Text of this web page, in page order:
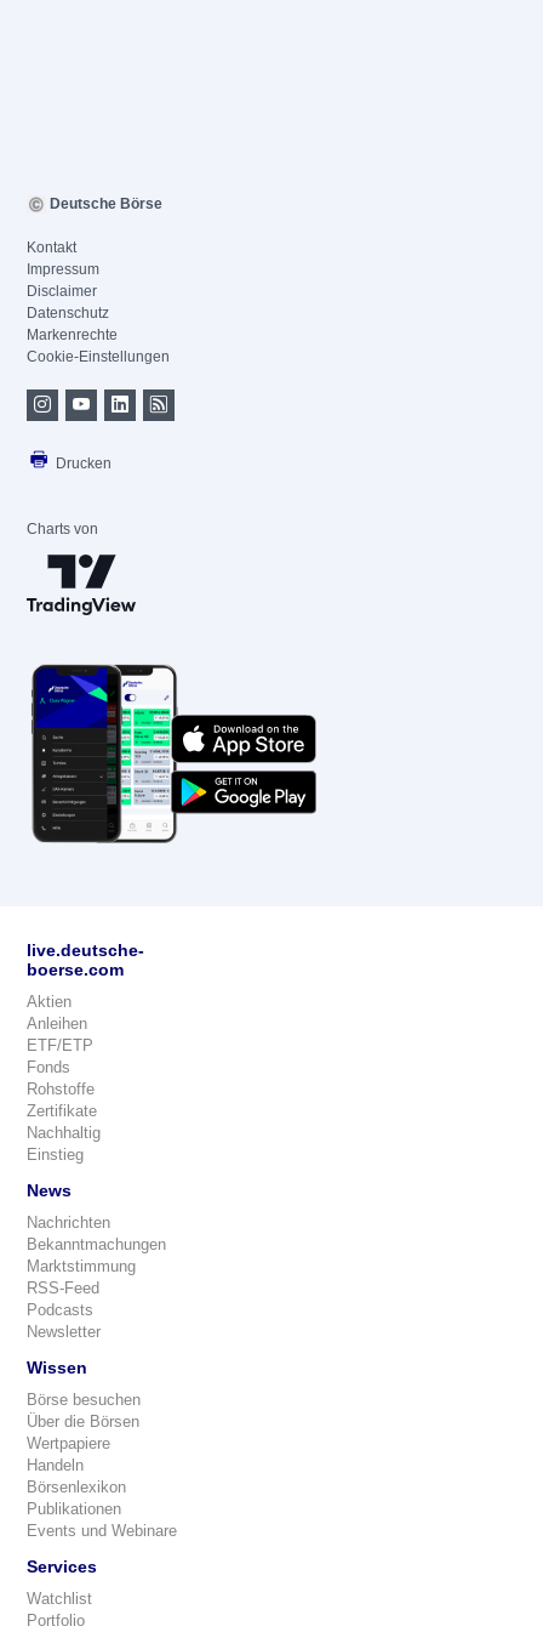
Deutsche Börse
Kontakt
Impressum
Disclaimer
Datenschutz
Markenrechte
Cookie-Einstellungen
Drucken
Charts von
live.deutsche-
boerse.com
Aktien
Anleihen
ETF/ETP
Fonds
Rohstoffe
Zertifikate
Nachhaltig
Einstieg
News
Nachrichten
Bekanntmachungen
Marktstimmung
RSS-Feed
Podcasts
Newsletter
Wissen
Börse besuchen
Über die Börsen
Wertpapiere
Handeln
Börsenlexikon
Publikationen
Events und Webinare
Services
Watchlist
Portfolio